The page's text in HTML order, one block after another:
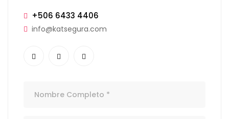
+506 6433 4406
info@katsegura.com